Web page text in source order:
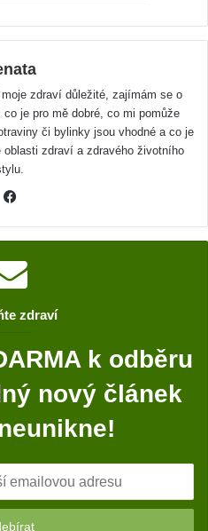
zdraví důležité, zajímám se o
je pro mě dobré, co mi pomůže
či bylinky jsou vhodné a co je
zdraví a zdravého životního
c
e
b
zdraví
k odběru
nový článek